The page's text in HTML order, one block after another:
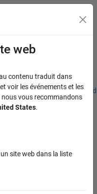
Adresses de nos bureaux
du menu
web
contenu traduit dans
voir les événements et les
nous vous recommandons
States.
site web dans la liste